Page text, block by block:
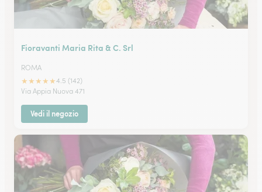
Fioravanti Maria Rita & C. Srl
ROMA
★★★★★4.5 (142)
Via Appia Nuova 471
Vedi il negozio